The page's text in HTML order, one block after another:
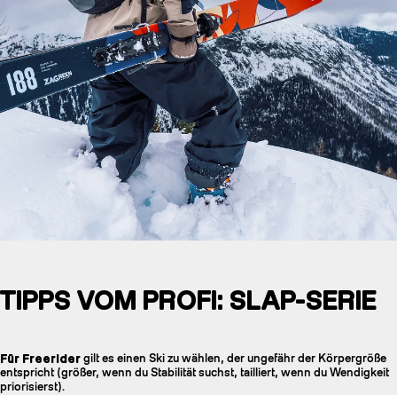
TIPPS VOM PROFI: SLAP-SERIE
Für Freerider gilt es einen Ski zu wählen, der ungefähr der Körpergröße
entspricht (größer, wenn du Stabilität suchst, tailliert, wenn du Wendigkeit
priorisierst).